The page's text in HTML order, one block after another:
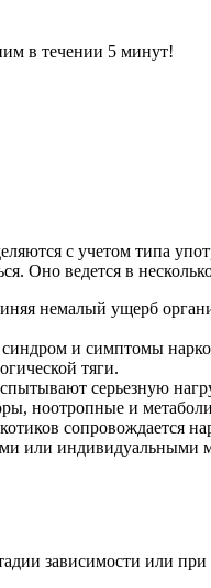
в течении 5 минут!
с учетом типа
Оно ведется в
немалый ущерб
и симптомы
тяги.
серьезную
ноотропные и
или индивидуальными
зависимости или